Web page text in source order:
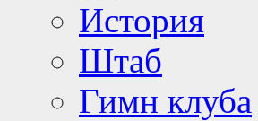
История
Штаб
Гимн клуба